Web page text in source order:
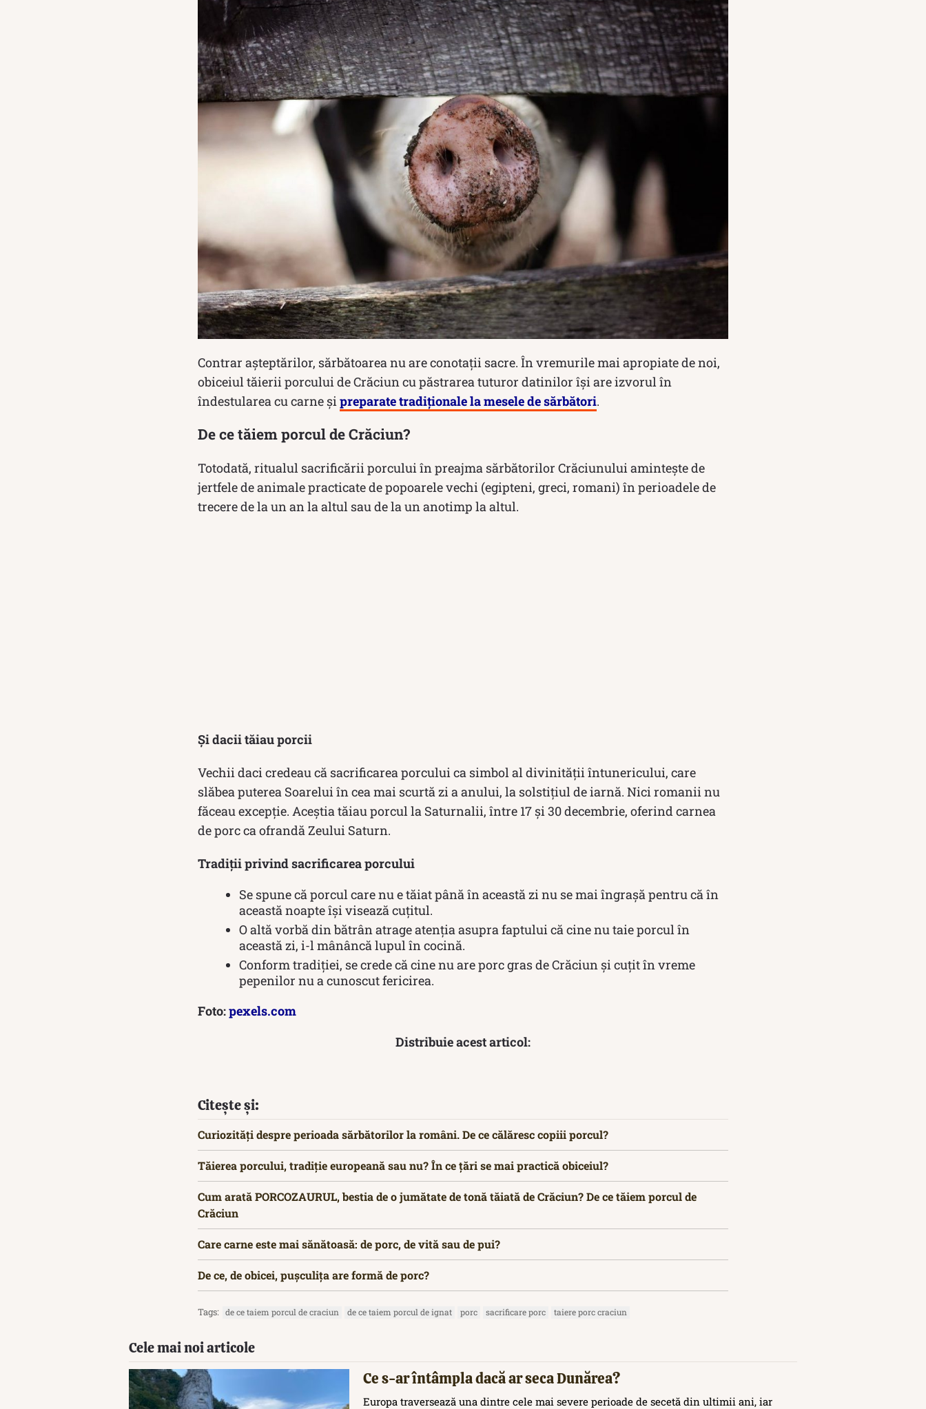
Contrar așteptărilor, sărbătoarea nu are conotații sacre. În vremurile mai apropiate de noi,
obiceiul tăierii porcului de Crăciun cu păstrarea tuturor datinilor își are izvorul în
îndestularea cu carne și preparate tradiționale la mesele de sărbători.
De ce tăiem porcul de Crăciun?
Totodată, ritualul sacrificării porcului în preajma sărbătorilor Crăciunului aminteşte de
jertfele de animale practicate de popoarele vechi (egipteni, greci, romani) în perioadele de
trecere de la un an la altul sau de la un anotimp la altul.
Și dacii tăiau porcii
Vechii daci credeau că sacrificarea porcului ca simbol al divinităţii întunericului, care
slăbea puterea Soarelui în cea mai scurtă zi a anului, la solstiţiul de iarnă. Nici romanii nu
făceau excepție. Aceștia tăiau porcul la Saturnalii, între 17 şi 30 decembrie, oferind carnea
de porc ca ofrandă Zeului Saturn.
Tradiții privind sacrificarea porcului
Se spune că porcul care nu e tăiat până în această zi nu se mai îngrașă pentru că în
această noapte își visează cuțitul.
O altă vorbă din bătrân atrage atenția asupra faptului că cine nu taie porcul în
această zi, i-l mânâncă lupul în cocină.
Conform tradiției, se crede că cine nu are porc gras de Crăciun şi cuţit în vreme
pepenilor nu a cunoscut fericirea.
Foto:pexels.com
Distribuie acest articol:
Citește și:
Curiozități despre perioada sărbătorilor la români. De ce călăresc copiii porcul?
Tăierea porcului, tradiție europeană sau nu? În ce țări se mai practică obiceiul?
Cum arată PORCOZAURUL, bestia de o jumătate de tonă tăiată de Crăciun? De ce tăiem porcul de
Crăciun
Care carne este mai sănătoasă: de porc, de vită sau de pui?
De ce, de obicei, pușculița are formă de porc?
Tags: de ce taiem porcul de craciun de ce taiem porcul de ignat porc sacrificare porc taiere porc craciun
Cele mai noi articole
Ce s-ar întâmpla dacă ar seca Dunărea?
Europa traversează una dintre cele mai severe perioade de secetă din ultimii ani, iar